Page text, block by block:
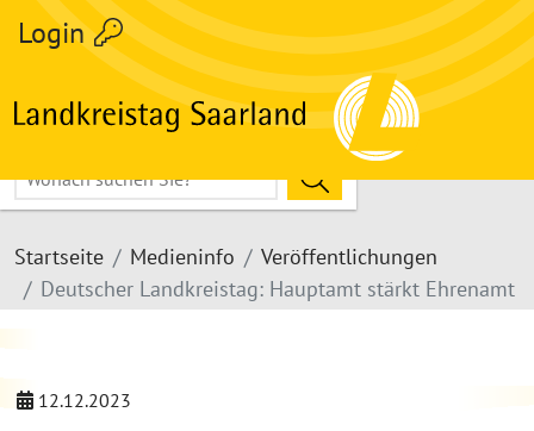
zum Inhalt
Login
Volltextsuche Suche Starten
Startseite Medieninfo
Veröffentlichungen
Deutscher Landkreistag: Hauptamt stärkt Ehrenamt
12.12.2023